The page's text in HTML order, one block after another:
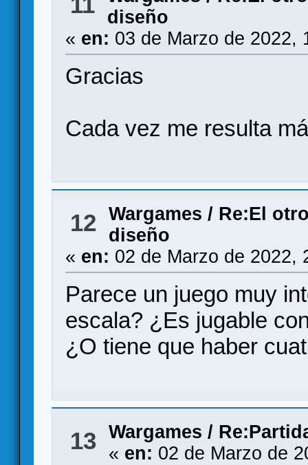
diseño
« en: 03 de Marzo de 2022,
Gracias
Cada vez me resulta
12 Wargames / Re:El
diseño
« en: 02 de Marzo de 2022,
Parece un juego muy
escala? ¿Es jugable
¿O tiene que haber
13 Wargames /
« en: 02 de Marzo de